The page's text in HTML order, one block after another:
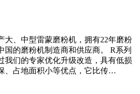
大、中型雷蒙磨粉机，拥有22年磨粉
国的磨粉机制造商和供应商。 R系列
我们的专家优化升级改造，具有低损
、占地面积小等优点，它比传…